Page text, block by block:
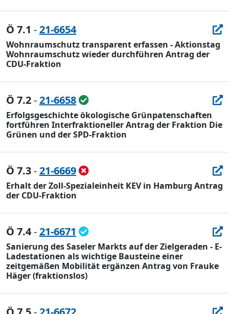
Ö 7.1 -21-6654
Wohnraumschutz transparent erfassen - Aktionstag
Wohnraumschutz wieder durchführen Antrag der
CDU-Fraktion
Ö 7.2-21-6658
Erfolgsgeschichte ökologische Grünpatenschaften
fortführen Interfraktioneller Antrag der Fraktion Die
Grünen und der SPD-Fraktion
Ö 7.3-21-6669
Erhalt der Zoll-Spezialeinheit KEV in Hamburg Antrag
der CDU-Fraktion
Ö 7.4-21-6671
Sanierung des Saseler Markts auf der Zielgeraden - E-
Ladestationen als wichtige Bausteine einer
zeitgemäßen Mobilität ergänzen Antrag von Frauke
Häger (fraktionslos)